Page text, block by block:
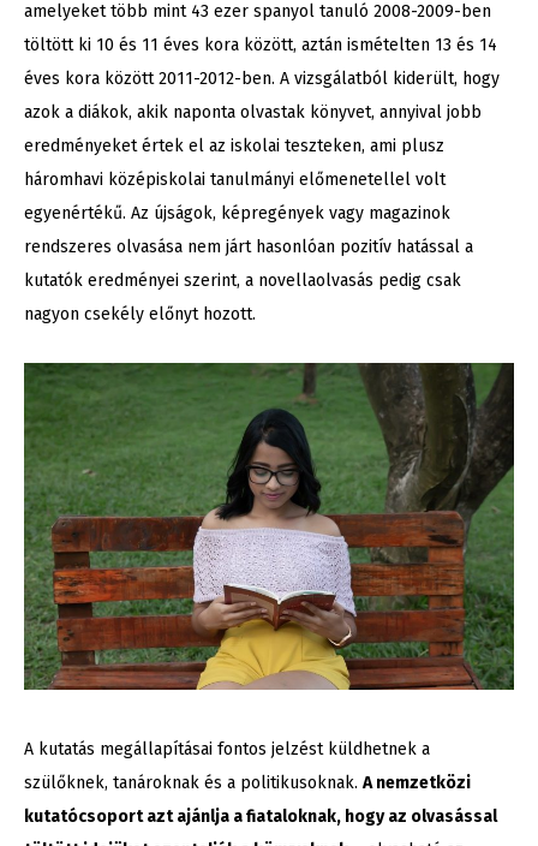
amelyeket több mint 43 ezer spanyol tanuló 2008-2009-ben
töltött ki 10 és 11 éves kora között, aztán ismételten 13 és 14
éves kora között 2011-2012-ben. A vizsgálatból kiderült, hogy
azok a diákok, akik naponta olvastak könyvet, annyival jobb
eredményeket értek el az iskolai teszteken, ami plusz
háromhavi középiskolai tanulmányi előmenetellel volt
egyenértékű. Az újságok, képregények vagy magazinok
rendszeres olvasása nem járt hasonlóan pozitív hatással a
kutatók eredményei szerint, a novellaolvasás pedig csak
nagyon csekély előnyt hozott.
A kutatás megállapításai fontos jelzést küldhetnek a
szülőknek, tanároknak és a politikusoknak. A nemzetközi
kutatócsoport azt ajánlja a fiataloknak, hogy az olvasással